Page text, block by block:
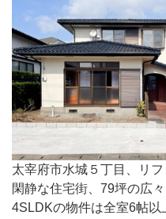
太宰府市水城５丁目、リ
閑静な住宅街、79坪の広
4SLDKの物件は全室6帖